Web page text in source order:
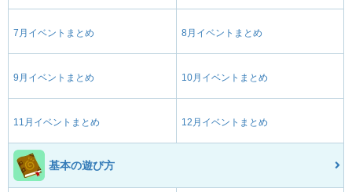
7月イベントまとめ 8月イベントまとめ
9月イベントまとめ 10月イベントまとめ
11月イベントまとめ 12月イベントまとめ
基本の遊び方